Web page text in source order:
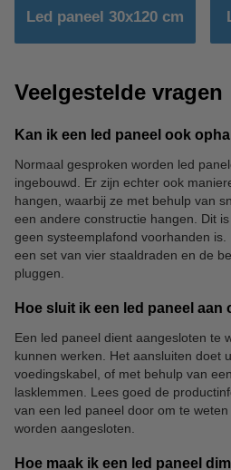
Led paneel 30x120 cm
Veelgestelde vragen
Kan ik een led paneel ook
Normaal gesproken worden led
ingebouwd. Er zijn echter ook
hangen, waarbij ze met behulp van
een andere constructie hangen. Dit
geen systeemplafond voorhanden
een set van vier staaldraden en de
pluggen.
Hoe sluit ik een led paneel aan
Een led paneel dient aangesloten te
kunnen werken. Het aansluiten doet
voedingskabel, of met behulp van
lasklemmen. Lees goed de
van een led paneel door om te
worden aangesloten.
Hoe maak ik een led paneel